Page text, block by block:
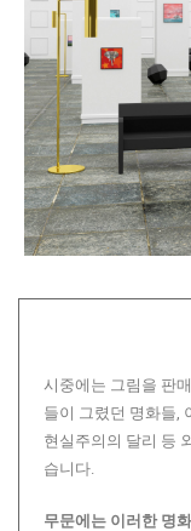
시중에는 그림을 판
들이 그렸던 명화들,
현실주의의 달리 등
습니다.
무문에는 이러한 명